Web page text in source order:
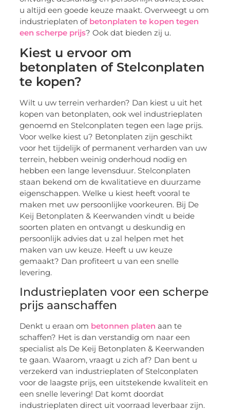
u altijd een goede keuze maakt. Overweegt u om
industrieplaten of betonplaten te kopen tegen
een scherpe prijs? Ook dat bieden zij u.
Kiest u ervoor om
betonplaten of Stelconplaten
te kopen?
Wilt u uw terrein verharden? Dan kiest u uit het
kopen van betonplaten, ook wel industrieplaten
genoemd en Stelconplaten tegen een lage prijs.
Voor welke kiest u? Betonplaten zijn geschikt
voor het tijdelijk of permanent verharden van uw
terrein, hebben weinig onderhoud nodig en
hebben een lange levensduur. Stelconplaten
staan bekend om de kwalitatieve en duurzame
eigenschappen. Welke u kiest heeft vooral te
maken met uw persoonlijke voorkeuren. Bij De
Keij Betonplaten & Keerwanden vindt u beide
soorten platen en ontvangt u deskundig en
persoonlijk advies dat u zal helpen met het
maken van uw keuze. Heeft u uw keuze
gemaakt? Dan profiteert u van een snelle
levering.
Industrieplaten voor een scherpe
prijs aanschaffen
Denkt u eraan om betonnen platen aan te
schaffen? Het is dan verstandig om naar een
specialist als De Keij Betonplaten & Keerwanden
te gaan. Waarom, vraagt u zich af? Dan bent u
verzekerd van industrieplaten of Stelconplaten
voor de laagste prijs, een uitstekende kwaliteit en
een snelle levering! Dat komt doordat
industrieplaten direct uit voorraad leverbaar zijn.